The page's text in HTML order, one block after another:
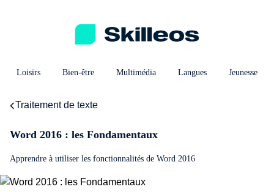
Loisirs Bien-être Multimédia Langues Jeunesse
Traitement de texte
Word 2016 : les Fondamentaux
Apprendre à utiliser les fonctionnalités de Word 2016